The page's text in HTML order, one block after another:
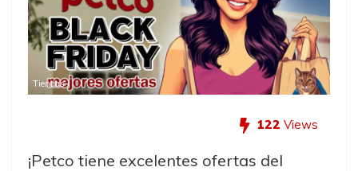
Tiendas
122 Views
¡Petco tiene excelentes ofertas del